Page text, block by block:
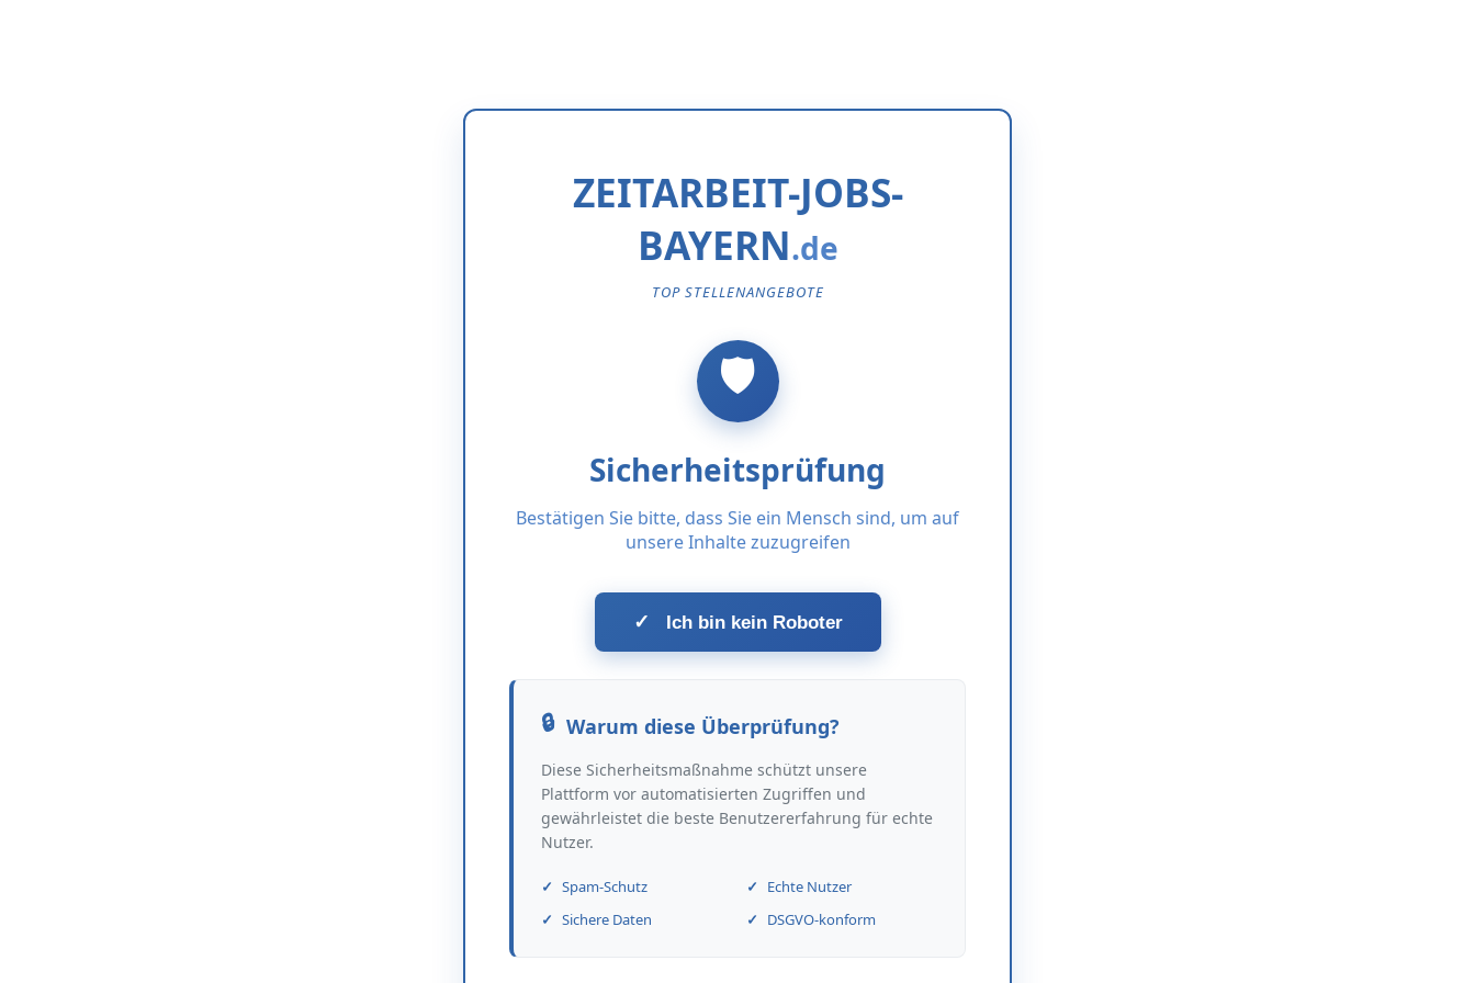
ZEITARBEIT-JOBS-
BAYERN
TOP STELLENANGEBOTE
Sicherheitsprüfung
Bestätigen Sie bitte, dass Sie ein Mensch sind, um auf
unsere Inhalte zuzugreifen
✓ Ich bin kein Roboter
Warum diese Überprüfung?
Diese Sicherheitsmaßnahme schützt unsere
Plattform vor automatisierten Zugriffen und
gewährleistet die beste Benutzererfahrung für echte
Nutzer.
Spam-Schutz
Echte Nutzer
Sichere Daten
DSGVO-konform